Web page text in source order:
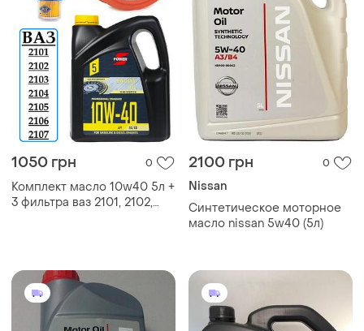
1050 грн 0
Комплект масло 10w40 5л +
3 фильтра ваз 2101, 2102,
2100 грн 0
Nissan
Синтетическое моторное
масло nissan 5w40 (5л)